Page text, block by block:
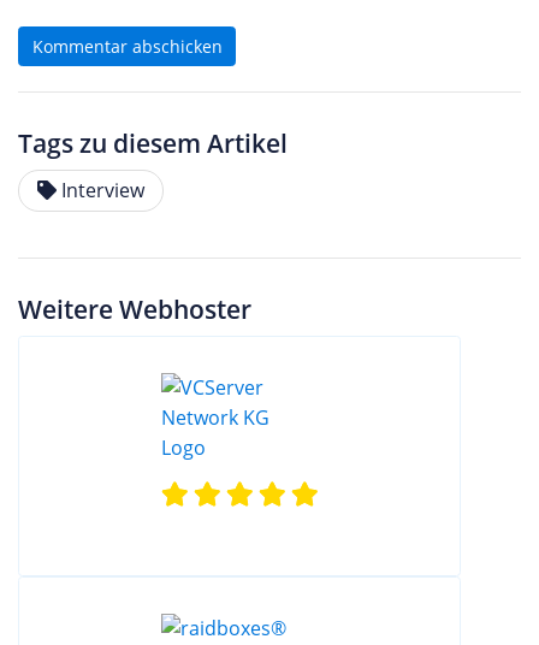
Kommentar abschicken
Tags zu diesem Artikel
Interview
Weitere Webhoster